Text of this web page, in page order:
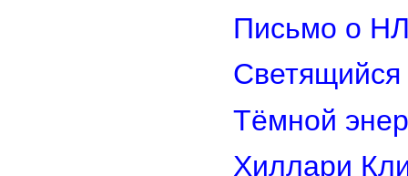
Письмо о
Светящийся
Тёмной
Хиллари